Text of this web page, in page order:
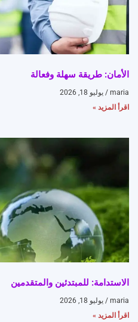
الأمان: طريقة سهلة وفعالة
maria
يوليو 18, 2026
اقرأ المزيد »
الاستدامة: للمبتدئين والمتقدمين
maria
يوليو 18, 2026
اقرأ المزيد »